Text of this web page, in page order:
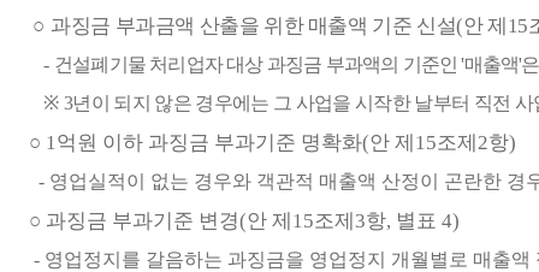
○ 과징금 부과금액 산출을 위한 매출액 기준 신설(안 제 15
- 건설폐기물 처리업자 대상 과징금 부과액의 기준인'매출액'
※ 3년이 되지 않은 경우에는 그 사업을 시작한 날부터 직전
○ 1억원 이하 과징금 부과기준 명확화(안 제 15조제2항)
- 영업실적이 없는 경우와 객관적 매출액 산정이 곤란한 경
○ 과징금 부과기준 변경(안 제 15조제3항, 별표4)
- 영업정지를 갈음하는 과징금을 영업정지 개월별로 매출액